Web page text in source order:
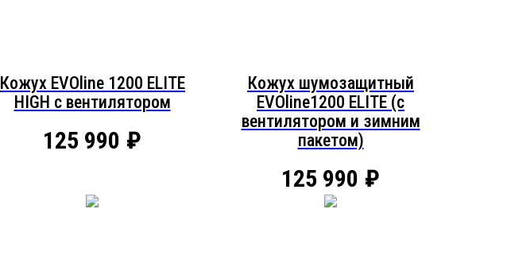
Кожух EVOline 1200 ELITE
HIGH c вентилятором
125 990 ₽
Кожух шумозащитный
EVOline1200 ELITE (c
вентилятором и зимним
пакетом)
125 990 ₽